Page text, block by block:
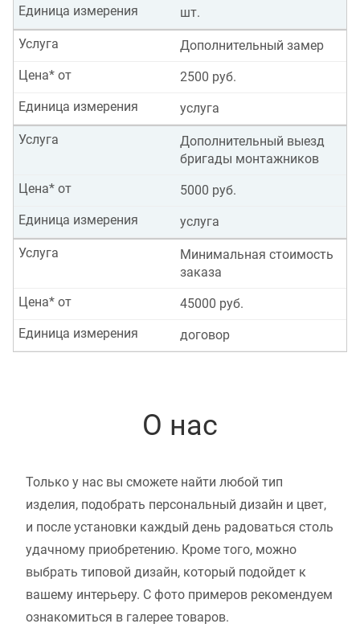
шт.
Единица измерения
Дополнительный замер
Услуга
2500 руб.
Цена* от
услуга
Единица измерения
Дополнительный выезд
бригады монтажников
Услуга
5000 руб.
Цена* от
услуга
Единица измерения
Минимальная стоимость
заказа
Услуга
45000 руб.
Цена* от
договор
Единица измерения
О нас
Только у нас вы сможете найти любой тип
изделия, подобрать персональный дизайн и цвет,
и после установки каждый день радоваться столь
удачному приобретению. Кроме того, можно
выбрать типовой дизайн, который подойдет к
вашему интерьеру. С фото примеров рекомендуем
ознакомиться в галерее товаров.